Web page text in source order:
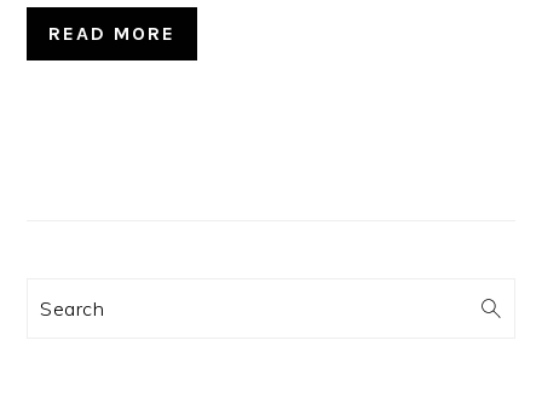
READ MORE
訊
Search